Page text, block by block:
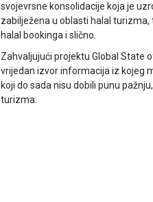
svojevrsne konsolidacije koja je
zabilježena u oblasti halal
halal bookinga i slično.
Zahvaljujući projektu Global State
vrijedan izvor informacija iz kojeg
koji do sada nisu dobili punu
turizma.